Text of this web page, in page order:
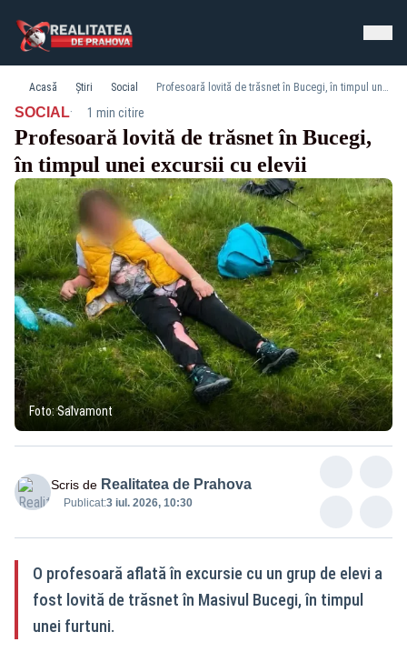
Acasă Știri Social Profesoară lovită de trăsnet în Bucegi, în timpul unei excursii cu elevii
SOCIAL· 1 min citire
Profesoară lovită de trăsnet în Bucegi,
în timpul unei excursii cu elevii
Foto: Salvamont
Scris de Realitatea de Prahova
Publicat:3 iul. 2026, 10:30
O profesoară aflată în excursie cu un grup de elevi a
fost lovită de trăsnet în Masivul Bucegi, în timpul
unei furtuni.